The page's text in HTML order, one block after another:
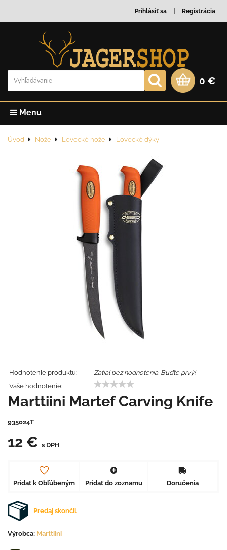
Prihlásiť sa Registrácia
0 €
Menu
Úvod Nože Lovecké nože Lovecké dýky
Hodnotenie produktu:
Zatiaľ bez hodnotenia. Buďte prvý!
Vaše hodnotenie:
Marttiini Martef Carving Knife
935024T
12 € s DPH
Pridať k Obľúbeným Pridať do zoznamu Doručenia
Predaj skončil
Výrobca: Marttiini